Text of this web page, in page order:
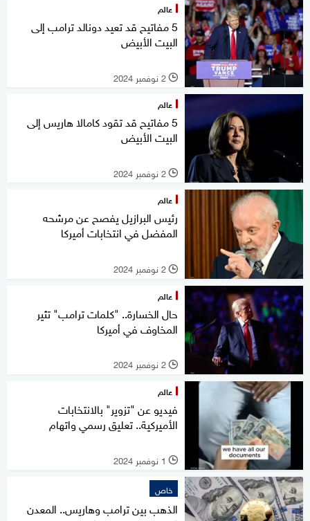
عالم
5 مفاتيح قد تعيد دونالد ترامب إلى
البيت الأبيض
l 2 نوفمبر 2024
عالم
5 مفاتيح قد تقود كامالا هاريس إلى
البيت الأبيض
l 2 نوفمبر 2024
عالم
رئيس البرازيل يفصح عن مرشحه
المفضل في انتخابات أميركا
l 2 نوفمبر 2024
عالم
حال الخسارة.. "كلمات ترامب" تثير
المخاوف في أميركا
l 2 نوفمبر 2024
عالم
فيديو عن "تزوير" بالانتخابات
الأميركية.. تعليق رسمي واتهام
l 1 نوفمبر 2024
خاص
الذهب بين ترامب وهاريس.. المعدن